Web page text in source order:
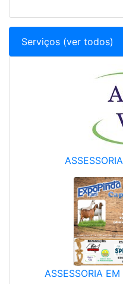
Serviços (ver todos)
ASSESSORIA